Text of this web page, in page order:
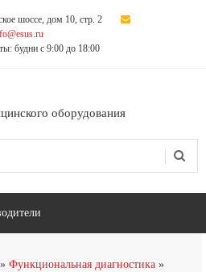
шоссе, дом 10, стр. 2
будни с 9:00 до 18:00
оборудования
Функциональная диагностика